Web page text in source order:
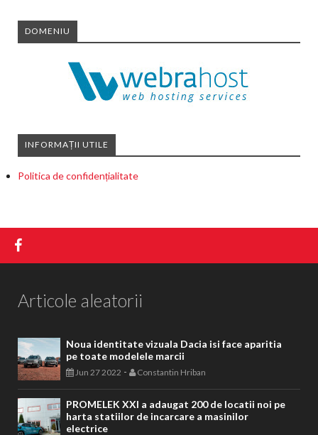
DOMENIU
INFORMAȚII UTILE
Politica de confidențialitate
Articole aleatorii
Noua identitate vizuala Dacia isi face aparitia
pe toate modelele marcii
Jun 27 2022 - Constantin Hriban
PROMELEK XXI a adaugat 200 de locatii noi pe
harta statiilor de incarcare a masinilor
electrice